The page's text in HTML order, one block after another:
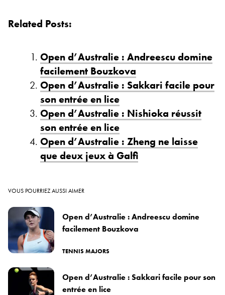
Related Posts:
Open d’Australie : Andreescu domine
facilement Bouzkova
Open d’Australie : Sakkari facile pour
son entrée en lice
Open d’Australie : Nishioka réussit
son entrée en lice
Open d’Australie : Zheng ne laisse
que deux jeux à Galfi
VOUS POURRIEZ AUSSI AIMER
Open d’Australie : Andreescu domine
facilement Bouzkova
TENNIS MAJORS
Open d’Australie : Sakkari facile pour son
entrée en lice